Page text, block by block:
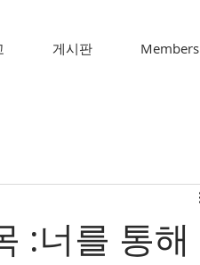
게시판 Members
:너를 통해